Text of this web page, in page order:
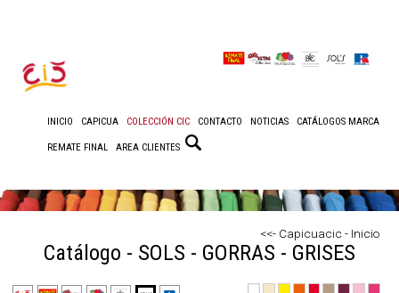
INICIO CAPICUA COLECCIÓN CIC CONTACTO NOTICIAS CATÁLOGOS MARCA
REMATE FINAL AREA CLIENTES
<<- Capicuacic - Inicio
Catálogo - SOLS - GORRAS - GRISES